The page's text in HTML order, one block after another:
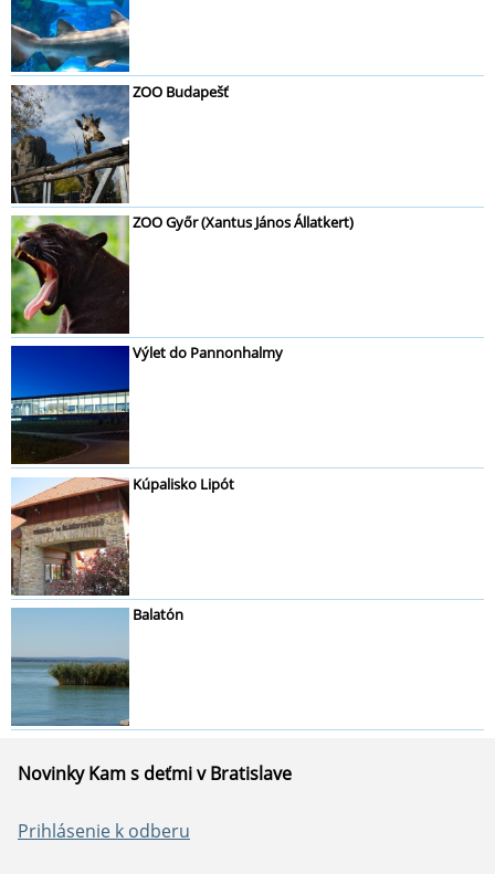
ZOO Budapešť
ZOO Győr (Xantus János Állatkert)
Výlet do Pannonhalmy
Kúpalisko Lipót
Balatón
Novinky Kam s deťmi v Bratislave
Prihlásenie k odberu